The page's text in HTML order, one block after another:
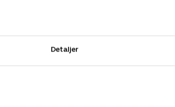
Detaljer
mellem
Brøndby IF-FC